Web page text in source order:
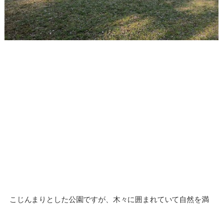
こじんまりとした公園ですが、木々に囲まれていて自然を満